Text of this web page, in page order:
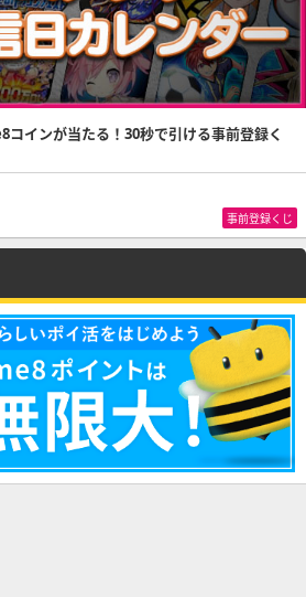
コインが当たる！30秒で引ける事前登録く
事前登録くじ